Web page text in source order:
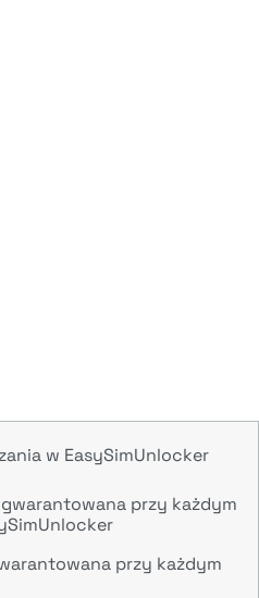
w EasySimUnlocker
gwarantowana przy każdym
przy każdym